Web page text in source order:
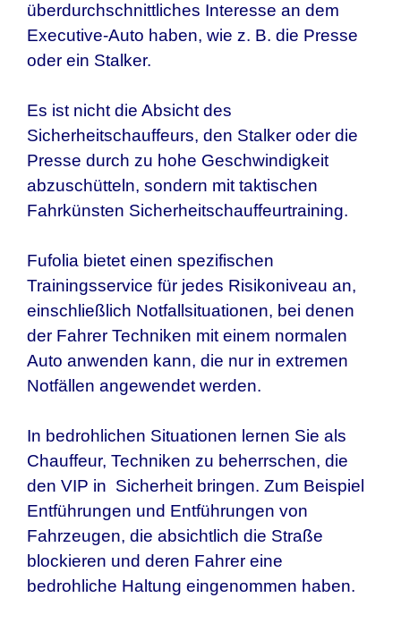
überdurchschnittliches Interesse an dem
Executive-Auto haben, wie z. B. die Presse
oder ein Stalker.
Es ist nicht die Absicht des
Sicherheitschauffeurs, den Stalker oder die
Presse durch zu hohe Geschwindigkeit
abzuschütteln, sondern mit taktischen
Fahrkünsten Sicherheitschauffeurtraining.
Fufolia bietet einen spezifischen
Trainingsservice für jedes Risikoniveau an,
einschließlich Notfallsituationen, bei denen
der Fahrer Techniken mit einem normalen
Auto anwenden kann, die nur in extremen
Notfällen angewendet werden.
In bedrohlichen Situationen lernen Sie als
Chauffeur, Techniken zu beherrschen, die
den VIP in Sicherheit bringen. Zum Beispiel
Entführungen und Entführungen von
Fahrzeugen, die absichtlich die Straße
blockieren und deren Fahrer eine
bedrohliche Haltung eingenommen haben.